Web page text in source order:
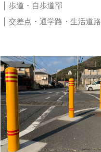
歩道・自歩道部
交差点・通学路・生活道路